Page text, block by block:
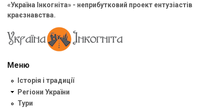
«Україна Інкогніта» - неприбутковий проект ентузіастів
краєзнавства.
Меню
Історія і традиції
Регіони України
Тури